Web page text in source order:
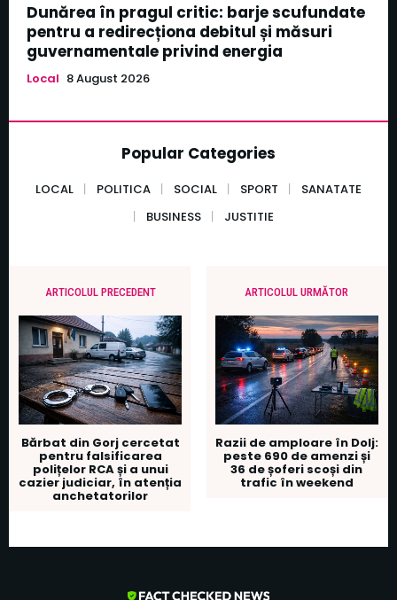
Dunărea în pragul critic: barje scufundate
pentru a redirecționa debitul și măsuri
guvernamentale privind energia
Local 8 August 2026
Popular Categories
LOCAL POLITICA SOCIAL SPORT
SANATATE
BUSINESS
JUSTITIE
ARTICOLUL PRECEDENT
Bărbat din Gorj cercetat
pentru falsificarea
polițelor RCA și a unui
cazier judiciar, în atenția
anchetatorilor
ARTICOLUL URMĂTOR
Razii de amploare în Dolj:
peste 690 de amenzi și
36 de șoferi scoși din
trafic în weekend